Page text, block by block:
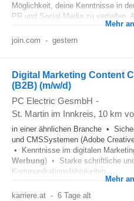
Möglichkeit, deine Kenntnisse in
PR und Social Media zu vertiefen.
Mehr
join.com - gestern
Digital Marketing Content
(B2B) (m/w/d)
PC Electric GesmbH -
St. Martin im Innkreis, 10 km
in einer ähnlichen Branche •
und CMSSystemen (Adobe
• Kenntnisse im digitalen
Werbung) • Starke schriftliche
Kommunikationsfähigkeiten...
Mehr
karriere.at - 6 Tage alt